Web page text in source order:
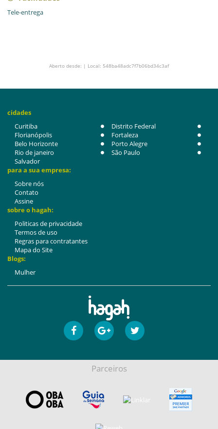
Tele-entrega
Aberto desde: | Local: 548ba48adc7f7b06bd34c3af
cidades
Curitiba
Distrito Federal
Florianópolis
Fortaleza
Belo Horizonte
Porto Alegre
Rio de janeiro
São Paulo
Salvador
para a sua empresa:
Sobre nós
Contato
Assine
sobre o hagah:
Politicas de privacidade
Termos de uso
Regras para contratantes
Mapa do Site
Blogs:
Mulher
Parceiros